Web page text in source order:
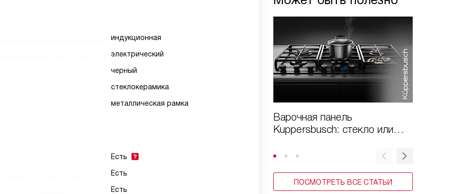
Варочная панель
Kuppersbusch: стекло или
ПОСМОТРЕТЬ ВСЕ СТАТЬИ
индукционная
электрический
черный
стеклокерамика
металлическая рамка
Есть
Есть
Есть